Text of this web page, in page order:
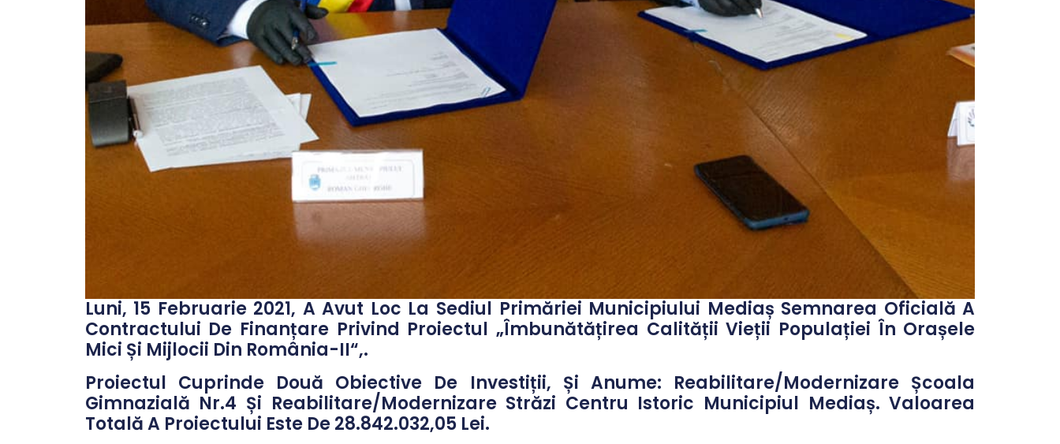
Luni, 15 Februarie 2021, A Avut Loc La Sediul Primăriei Municipiului Mediaș Semnarea Oficială A
Contractului De Finanțare Privind Proiectul „Îmbunătățirea Calității Vieții Populației În Orașele
Mici Și Mijlocii Din România-II“,.
Proiectul Cuprinde Două Obiective De Investiții, Și Anume: Reabilitare/Modernizare Școala
Gimnazială Nr.4 Și Reabilitare/Modernizare Străzi Centru Istoric Municipiul Mediaș. Valoarea
Totală A Proiectului Este De 28.842.032,05 Lei.